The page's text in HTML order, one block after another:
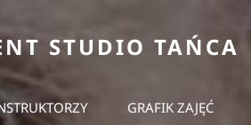
STUDIO TAŃCA
GRAFIK ZAJĘĆ